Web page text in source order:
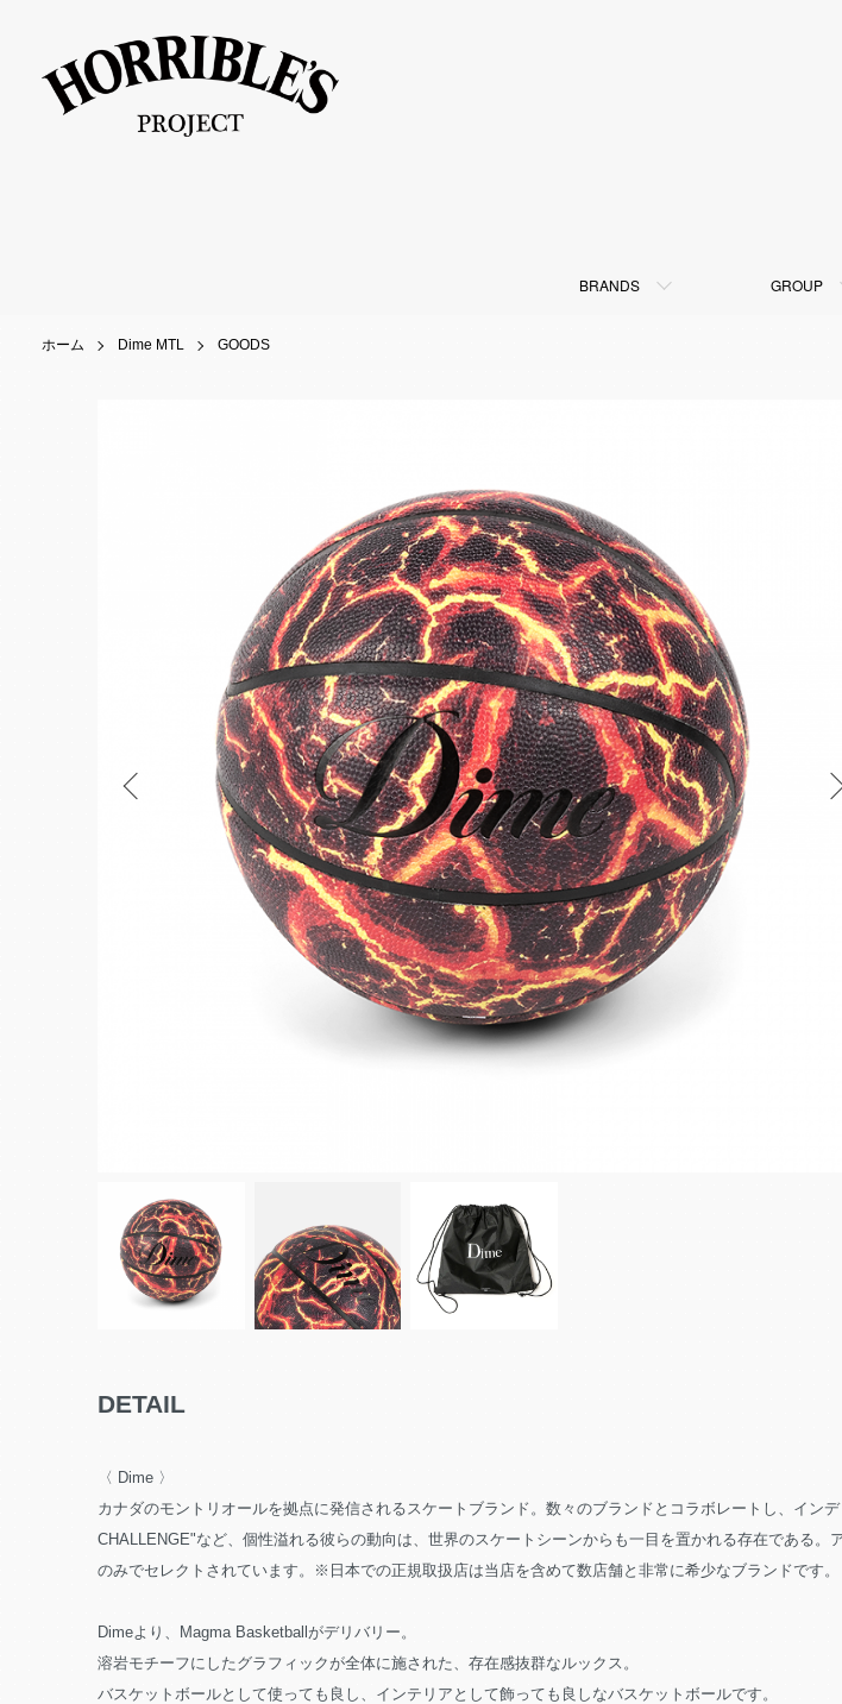
BRANDS GROUP
ホーム Dime MTL GOODS
DETAIL
〈 Dime 〉
カナダのモントリオールを拠点に発信されるスケートブランド。数々のブランドとコラボレートし、イン
CHALLENGE"など、個性溢れる彼らの動向は、世界のスケートシーンからも一目を置かれる存在である
のみでセレクトされています。※日本での正規取扱店は当店を含めて数店舗と非常に希少なブランドです。
Dimeより、Magma Basketballがデリバリー。
溶岩モチーフにしたグラフィックが全体に施された、存在感抜群なルックス。
バスケットボールとして使っても良し、インテリアとして飾っても良しなバスケットボールです。